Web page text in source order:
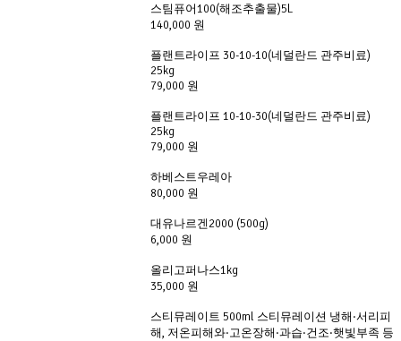
스팀퓨어100(해조추출물)5L
140,000 원
플랜트라이프 30-10-10(네덜란드 관주비료)
25kg
79,000 원
플랜트라이프 10-10-30(네덜란드 관주비료)
25kg
79,000 원
하베스트우레아
80,000 원
대유나르겐2000 (500g)
6,000 원
올리고퍼나스1kg
35,000 원
스티뮤레이트 500ml 스티뮤레이션 냉해·서리피
해, 저온피해와·고온장해·과습·건조·햇빛부족 등